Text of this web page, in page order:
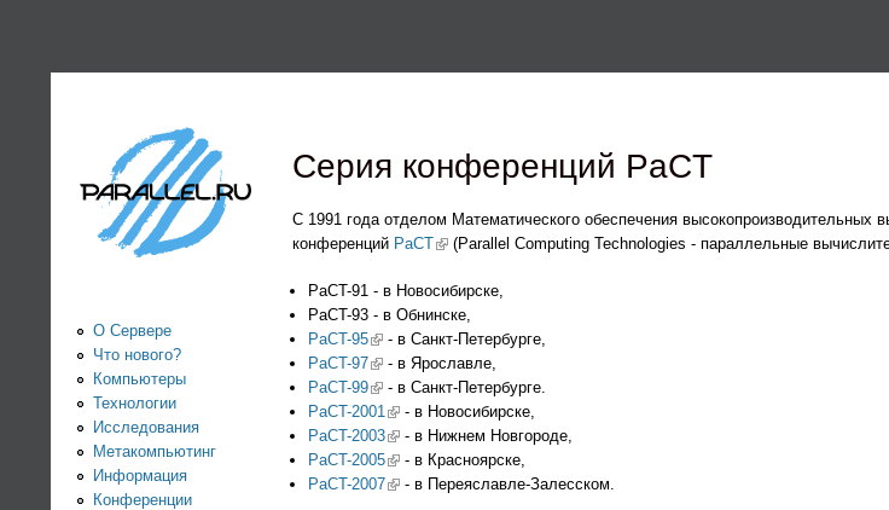
Информационно-
аналитический
центр по
параллельным
вычислениям
Серия конференций PaCT
С 1991 года отделом Математического обеспечения высокопроизводительных
конференций PaCT(link is external)
(Parallel Computing Technologies - параллельные
PaCT-91 - в Новосибирске,
PaCT-93 - в Обнинске,
PaCT-95(link is external)
- в Санкт-Петербурге,
PaCT-97(link is external)
- в Ярославле,
PaCT-99(link is external)
- в Санкт-Петербурге.
PaCT-2001(link is external)
- в Новосибирске,
PaCT-2003(link is external)
- в Нижнем Новгороде,
PaCT-2005(link is external)
- в Красноярске,
PaCT-2007(link is external)
- в Переяславле-Залесском.
О Сервере
Что нового?
Компьютеры
Технологии
Исследования
Метакомпьютинг
Информация
Конференции